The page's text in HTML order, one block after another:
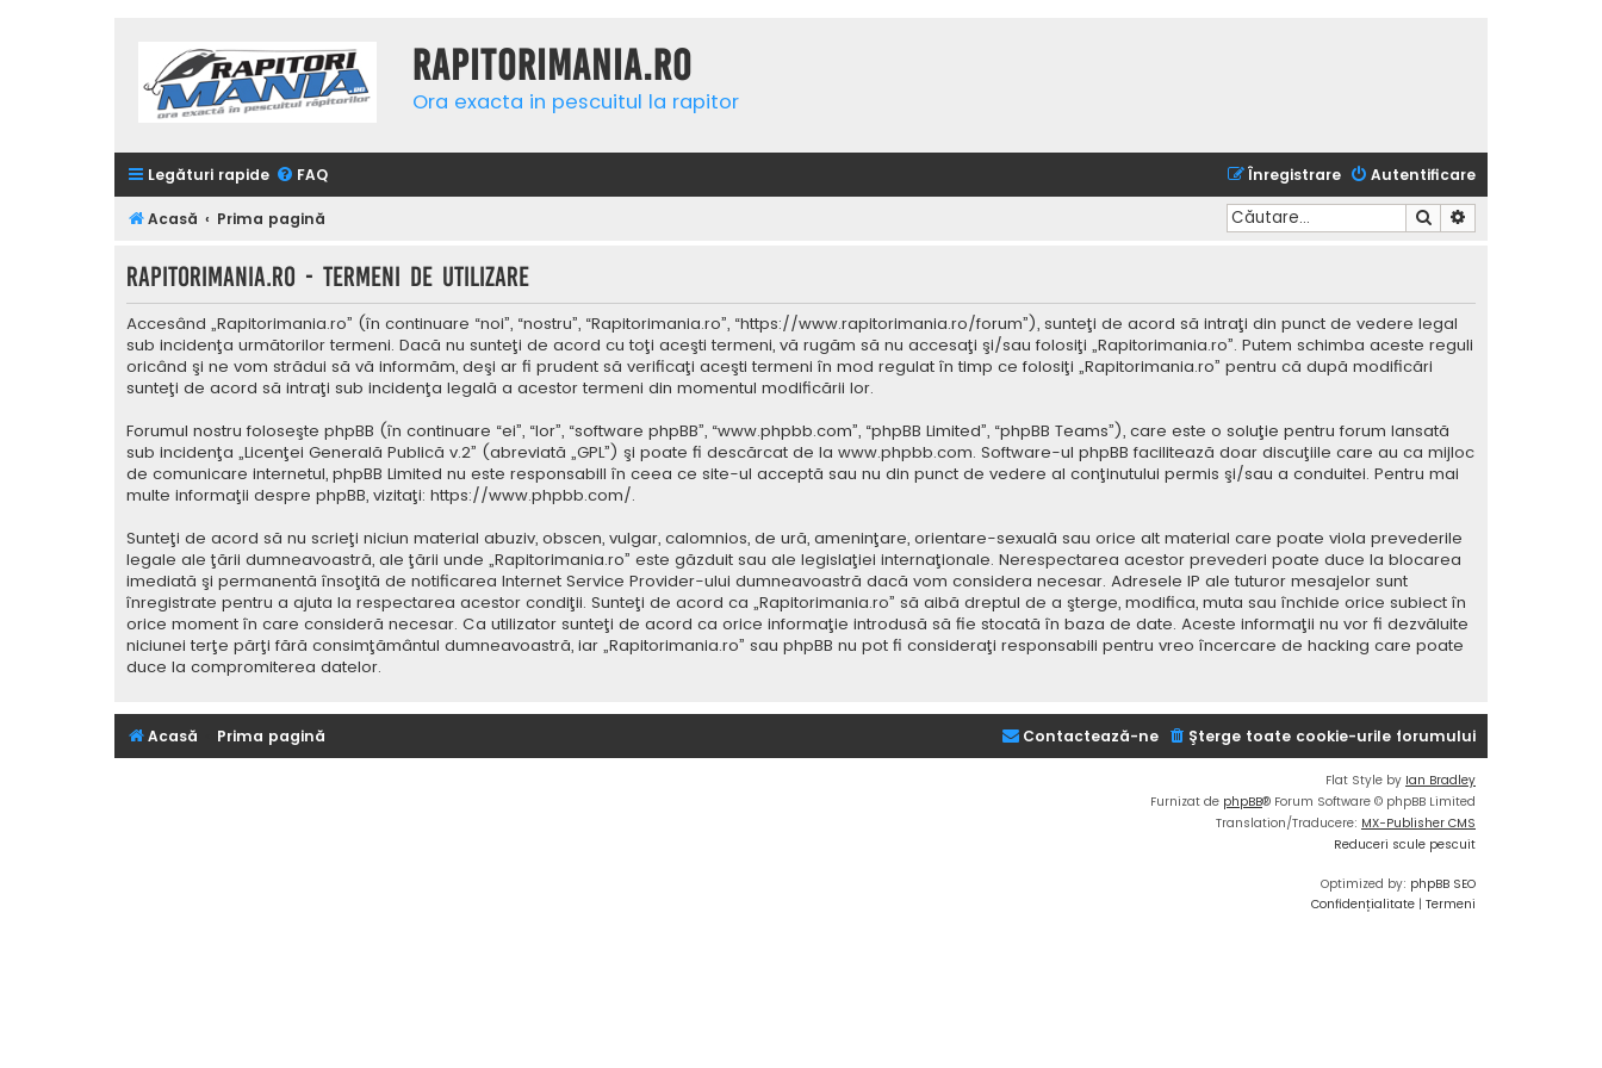
Rapitorimania.ro
Ora exacta in pescuitul la rapitor
Legături rapide FAQ Autentificare
Înregistrare
Acasă Prima pagină Căutare
Rapitorimania.ro - Termeni de utilizare
Accesând „Rapitorimania.ro” (în continuare “noi”, “nostru”, “Rapitorimania.ro”, “https://www.rapitorimania.ro/forum”), sunteţi de acord să intraţi din punct de vedere legal
sub incidenţa următorilor termeni. Dacă nu sunteţi de acord cu toţi aceşti termeni, vă rugăm să nu accesaţi şi/sau folosiţi „Rapitorimania.ro”. Putem schimba aceste reguli
oricând şi ne vom strădui să vă informăm, deşi ar fi prudent să verificaţi aceşti termeni în mod regulat în timp ce folosiţi „Rapitorimania.ro” pentru că după modificări
sunteţi de acord să intraţi sub incidenţa legală a acestor termeni din momentul modificării lor.
Forumul nostru foloseşte phpBB (în continuare “ei”, “lor”, “software phpBB”, “www.phpbb.com”, “phpBB Limited”, “phpBB Teams”), care este o soluţie pentru forum lansată
sub incidenţa „Licenţei Generală Publică v.2” (abreviată „GPL”) şi poate fi descărcat de la www.phpbb.com. Software-ul phpBB facilitează doar discuţiile care au ca mijloc
de comunicare internetul, phpBB Limited nu este responsabill în ceea ce site-ul acceptă sau nu din punct de vedere al conţinutului permis şi/sau a conduitei. Pentru mai
multe informaţii despre phpBB, vizitaţi: https://www.phpbb.com/.
Sunteţi de acord să nu scrieţi niciun material abuziv, obscen, vulgar, calomnios, de ură, ameninţare, orientare-sexuală sau orice alt material care poate viola prevederile
legale ale ţării dumneavoastră, ale ţării unde „Rapitorimania.ro” este găzduit sau ale legislaţiei internaţionale. Nerespectarea acestor prevederi poate duce la blocarea
imediată şi permanentă însoţită de notificarea Internet Service Provider-ului dumneavoastră dacă vom considera necesar. Adresele IP ale tuturor mesajelor sunt
înregistrate pentru a ajuta la respectarea acestor condiţii. Sunteţi de acord ca „Rapitorimania.ro” să aibă dreptul de a şterge, modifica, muta sau închide orice subiect în
orice moment în care consideră necesar. Ca utilizator sunteţi de acord ca orice informaţie introdusă să fie stocată în baza de date. Aceste informaţii nu vor fi dezvăluite
niciunei terţe părţi fără consimţământul dumneavoastră, iar „Rapitorimania.ro” sau phpBB nu pot fi consideraţi responsabili pentru vreo încercare de hacking care poate
duce la compromiterea datelor.
Acasă Prima pagină Şterge toate cookie-urile forumului
Contactează-ne
Flat Style by Ian Bradley
Furnizat de phpBB® Forum Software © phpBB Limited
Translation/Traducere: MX-Publisher CMS
Reduceri scule pescuit
Optimized by: phpBB SEO
Confidențialitate | Termeni